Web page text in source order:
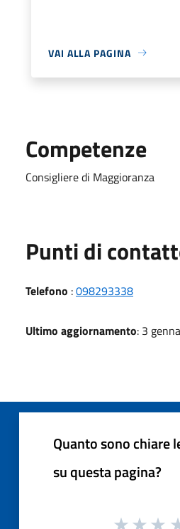
VAI ALLA PAGINA
Competenze
Consigliere di Maggioranza
Punti di
Telefono :098293338
Ultimo aggiornamento: 3
Quanto sono chiare
su questa pagina?